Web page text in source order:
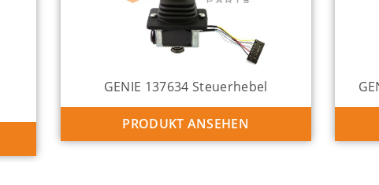
GENIE 137634 Steuerhebel
PRODUKT ANSEHEN